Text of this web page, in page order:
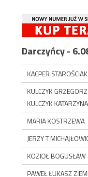
Darczyńcy -
KACPER STAROŚCIAK
KULCZYK
KULCZYK KATARZYNA
MARIA KOSTRZEWA
JERZY T
KOZIOŁ BOGUSŁAW
PAWEŁ ŁUKASZ